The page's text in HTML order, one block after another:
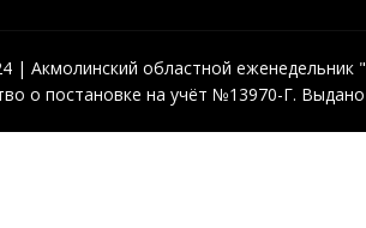
| Акмолинский областной еженедельник
о постановке на учёт №13970-Г.